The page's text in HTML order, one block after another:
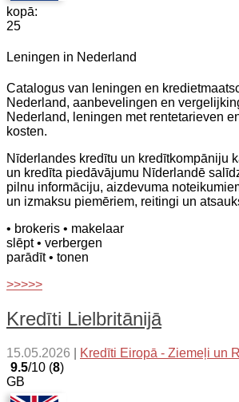
kopā:
25
Leningen in Nederland
Catalogus van leningen en
Nederland, aanbevelingen en
Nederland, leningen met rentetarieven
kosten.
Nīderlandes kredītu un kredītkompāniju
un kredīta piedāvājumu Nīderlandē
pilnu informāciju, aizdevuma
un izmaksu piemēriem, reitingi un
• brokeris • makelaar
slēpt• verbergen
parādīt• tonen
>>>>>
Kredīti Lielbritānijā
15.05.2026 Kredīti Eiropā - Ziemeļi un
9.5/10 (8)
GB